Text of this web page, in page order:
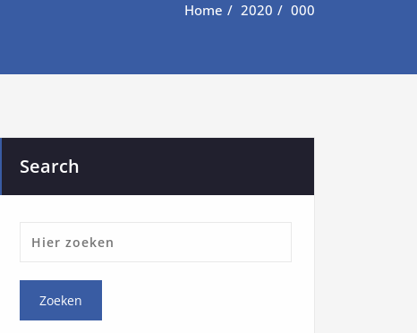
Home 2020 000
Search